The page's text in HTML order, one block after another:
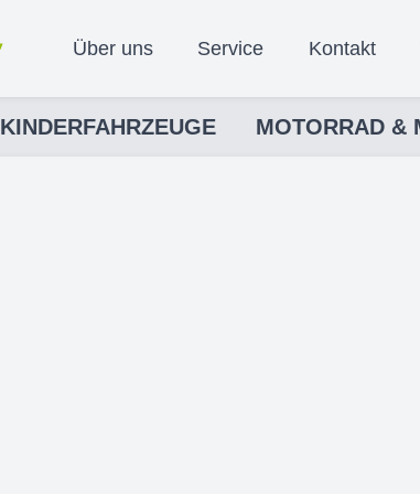
Über uns Service Kontakt
KINDERFAHRZEUGE MOTORRAD &